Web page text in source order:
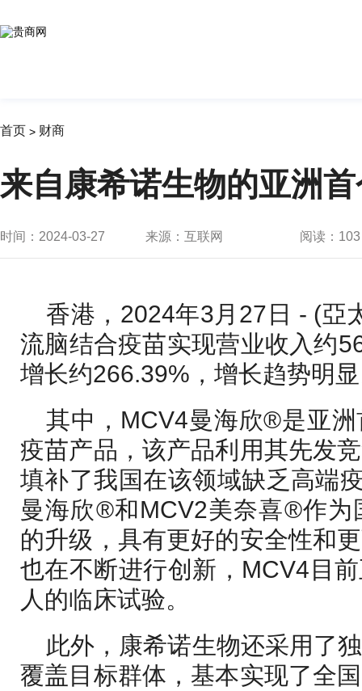
首页 > 财商
来自康希诺生物的亚洲
时间：2024-03-27 来源：互联网 阅读： 103
香港，2024年3月27日 - (亞
流脑结合疫苗实现营业收入约
增长约266.39%，增长趋势明
其中，MCV4曼海欣®是亚
疫苗产品，该产品利用其先发
填补了我国在该领域缺乏高端
曼海欣®和MCV2美奈喜®作为
的升级，具有更好的安全性和
也在不断进行创新，MCV4目
人的临床试验。
此外，康希诺生物还采用了
覆盖目标群体，基本实现了全